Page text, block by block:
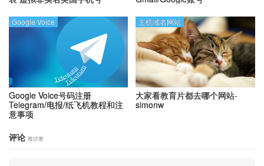
Google Voice号码注册
Telegram/电报/纸飞机教程和注
意事项
Google Voice
大家看教育片都去哪个网站-
simonw
主机域名网站
评论 抢沙发